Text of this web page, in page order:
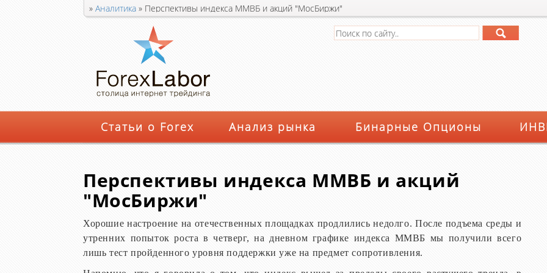
» Аналитика » Перспективы индекса ММВБ и акций "МосБиржи"
Статьи о Forex Анализ рынка Бинарные Опционы
Перспективы индекса ММВБ и акций
"МосБиржи"
Хорошие настроение на отечественных площадках продлились недолго. После подъема среды и
утренних попыток роста в четверг, на дневном графике индекса ММВБ мы получили всего
лишь тест пройденного уровня поддержки уже на предмет сопротивления.